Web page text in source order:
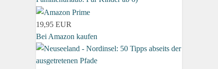
19,95 EUR
Bei Amazon kaufen